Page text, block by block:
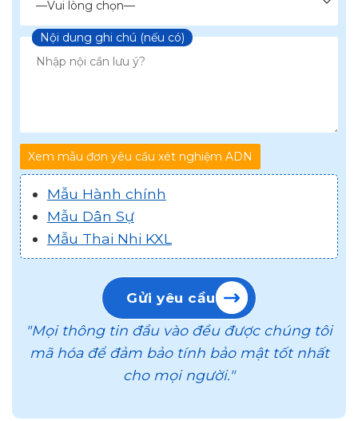
Chọn loại xét nghiệm
Nội dung ghi chú (nếu có)
Xem mẫu đơn yêu cầu xét nghiệm ADN
Mẫu Hành chính
Mẫu Dân Sự
Mẫu Thai Nhi KXL
Gửi yêu cầu
"Mọi thông tin đầu vào đều được chúng tôi
mã hóa để đảm bảo tính bảo mật tốt nhất
cho mọi người."